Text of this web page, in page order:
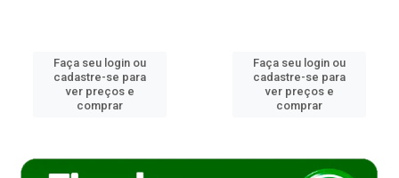
Faça seu login ou
cadastre-se para
ver preços e
comprar
Faça seu login ou
cadastre-se para
ver preços e
comprar